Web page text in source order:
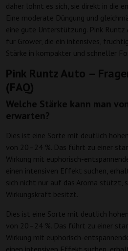
daher lohnt es sich, sie direkt in die
Eine moderate Düngung und
eine gute Unterstützung. Pink
für Grower, die ein intensives,
Stärke in kompakter und schneller
Pink Runtz Auto –
(FAQ)
Welche Stärke kann man
erwarten?
Dies ist eine Sorte mit deutlich
von 20–24 %. Das führt zu einer
Wirkung mit euphorisch-
einen intensiven Effekt suchen,
sich nicht nur auf das Aroma stützt,
Wirkungskraft besitzt.
Dies ist eine Sorte mit deutlich
von 20–24 %. Das führt zu einer
Wirkung mit euphorisch-